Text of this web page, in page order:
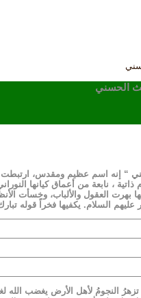
الحسني
“
إنه اسم عظيم ومقدس، ارتبطت
، نابعة من أعماق كيانها
بهرت العقول والألباب، وخسأت
عليهم السلام. يكفيها فخراً قوله
النجومُ لأهل الأرض يغضب الله